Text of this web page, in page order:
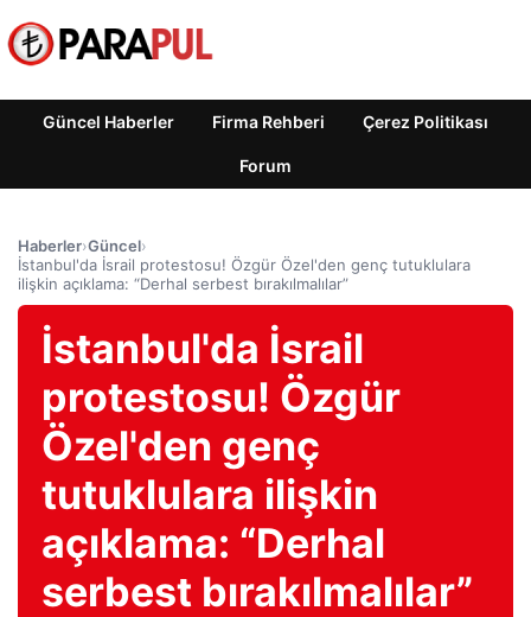
Güncel Haberler Firma Rehberi Çerez Politikası
Forum
Haberler›Güncel›
İstanbul'da İsrail protestosu! Özgür Özel'den genç tutuklulara
ilişkin açıklama: “Derhal serbest bırakılmalılar”
İstanbul'da İsrail
protestosu! Özgür
Özel'den genç
tutuklulara ilişkin
açıklama: “Derhal
serbest bırakılmalılar”